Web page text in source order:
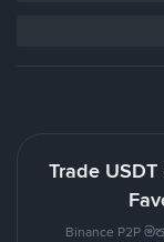
Trade
Binance